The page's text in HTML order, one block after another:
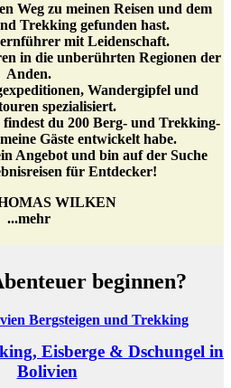
Weg zu meinen Reisen und dem
Trekking gefunden hast.
mit Leidenschaft.
in die unberührten Regionen der
Anden.
Wandergipfel und
spezialisiert.
du 200 Berg- und Trekking-
Gäste entwickelt habe.
Angebot und bin auf der Suche
für Entdecker!
WILKEN
...mehr
beginnen?
Eisberge & Dschungel in
Bolivien